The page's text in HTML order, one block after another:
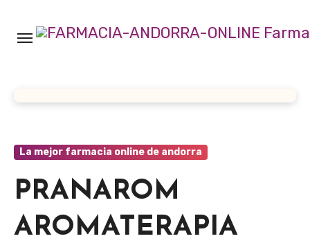
contenido
La mejor farmacia online de andorra
PRANAROM
AROMATERAPIA